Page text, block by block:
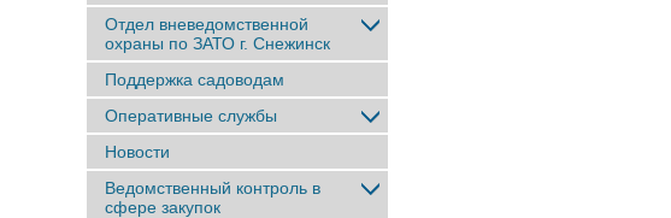
Отдел вневедомственной
охраны по ЗАТО г. Снежинск
Поддержка садоводам
Оперативные службы
Новости
Ведомственный контроль в
сфере закупок